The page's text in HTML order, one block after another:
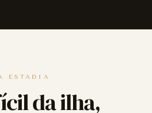
ESTADIA
da ilha,